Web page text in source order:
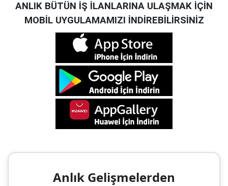
ANLIK BÜTÜN İŞ İLANLARINA ULAŞMAK İÇİN
MOBİL UYGULAMAMIZI İNDİREBİLİRSİNİZ
Anlık Gelişmelerden